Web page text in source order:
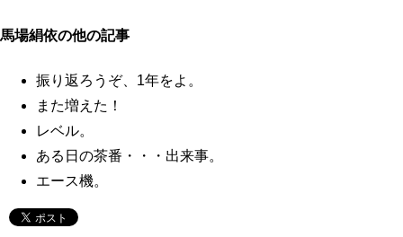
馬場絹依の他の記事
振り返ろうぞ、1年をよ。
また増えた！
レベル。
ある日の茶番・・・出来事。
エース機。